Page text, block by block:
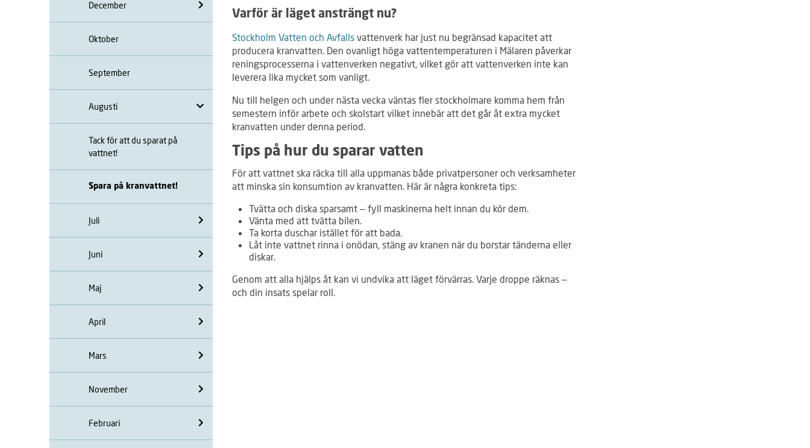
December
Oktober
September
Augusti
Tack för att du sparat på
vattnet!
Spara på kranvattnet!
Juli
Juni
Maj
April
Mars
November
Februari
Varför är läget ansträngt nu?
Stockholm Vatten och Avfalls vattenverk har just nu begränsad kapacitet att
producera kranvatten. Den ovanligt höga vattentemperaturen i Mälaren påverkar
reningsprocesserna i vattenverken negativt, vilket gör att vattenverken inte kan
leverera lika mycket som vanligt.
Nu till helgen och under nästa vecka väntas fler stockholmare komma hem från
semestern inför arbete och skolstart vilket innebär att det går åt extra mycket
kranvatten under denna period.
Tips på hur du sparar vatten
För att vattnet ska räcka till alla uppmanas både privatpersoner och verksamheter
att minska sin konsumtion av kranvatten. Här är några konkreta tips:
Tvätta och diska sparsamt – fyll maskinerna helt innan du kör dem.
Vänta med att tvätta bilen.
Ta korta duschar istället för att bada.
Låt inte vattnet rinna i onödan, stäng av kranen när du borstar tänderna eller
diskar.
Genom att alla hjälps åt kan vi undvika att läget förvärras. Varje droppe räknas –
och din insats spelar roll.